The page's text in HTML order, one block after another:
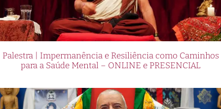
Palestra | Impermanência e Resiliência como Caminhos
para a Saúde Mental – ONLINE e PRESENCIAL